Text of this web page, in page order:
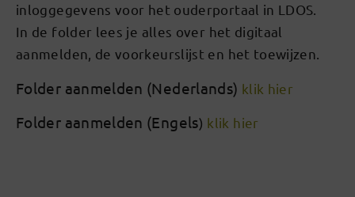
inloggegevens voor het ouderportaal in LDOS.
In de folder lees je alles over het digitaal
aanmelden, de voorkeurslijst en het toewijzen.
Folder aanmelden (Nederlands) klik hier
Folder aanmelden (Engels) klik hier